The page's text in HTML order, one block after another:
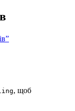
, щоб